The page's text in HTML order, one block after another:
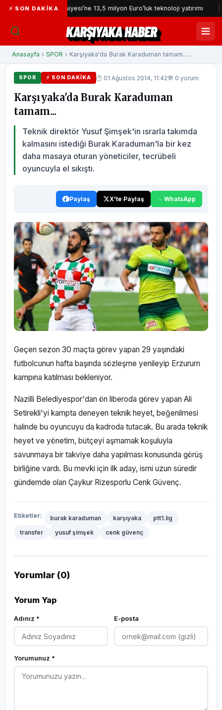
⚡ SON DAKIKA
İzmir İtfaiyesi’ne 13,5 milyon Euro’luk teknoloji yatırımı
KARŞIYAKA HABER
Anasayfa › SPOR › Karşıyaka'da Burak Karaduman tamam......
SPOR ⚡ SON DAKIKA 🕐 01 Ağustos 2014, 11:42💬 0 yorum
Karşıyaka'da Burak Karaduman
tamam...
Teknik direktör Yusuf Şimşek'in ısrarla takımda
kalmasını istediği Burak Karaduman'la bir kez
daha masaya oturan yöneticiler, tecrübeli
oyuncuyla el sıkıştı.
Paylaş X'te Paylaş WhatsApp
Geçen sezon 30 maçta görev yapan 29 yaşındaki
futbolcunun hafta başında sözleşme yenileyip Erzurum
kampına katılması bekleniyor.
Nazilli Belediyespor'dan ön liberoda görev yapan Ali
Setirekli'yi kampta deneyen teknik heyet, beğenilmesi
halinde bu oyuncuyu da kadroda tutacak. Bu arada teknik
heyet ve yönetim, bütçeyi aşmamak koşuluyla
savunmaya bir takviye daha yapılması konusunda görüş
birliğine vardı. Bu mevki için ilk aday, ismi uzun süredir
gündemde olan Çaykur Rizesporlu Cenk Güvenç.
Etiketler: burak karaduman karşıyaka
ptt1.lig
transfer
yusuf şimşek cenk güvenç
Yorumlar (0)
Yorum Yap
Adınız * E-posta
Yorumunuz *